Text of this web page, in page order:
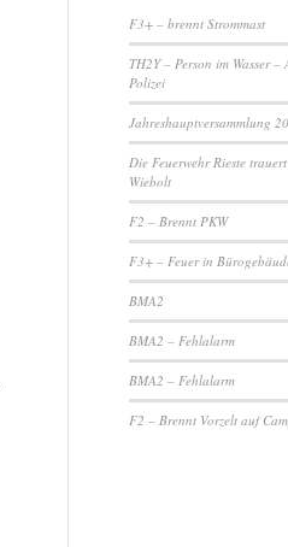
F3+ – brennt Strommast
TH2Y – Person im Wasser –
Polizei
Jahreshauptversammlung
Die Feuerwehr Rieste
Wiebolt
F2 – Brennt PKW
F3+ – Feuer in
BMA2
BMA2 – Fehlalarm
BMA2 – Fehlalarm
F2 – Brennt Vorzelt auf